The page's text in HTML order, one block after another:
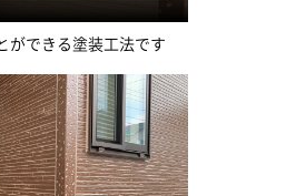
ができる塗装工法です